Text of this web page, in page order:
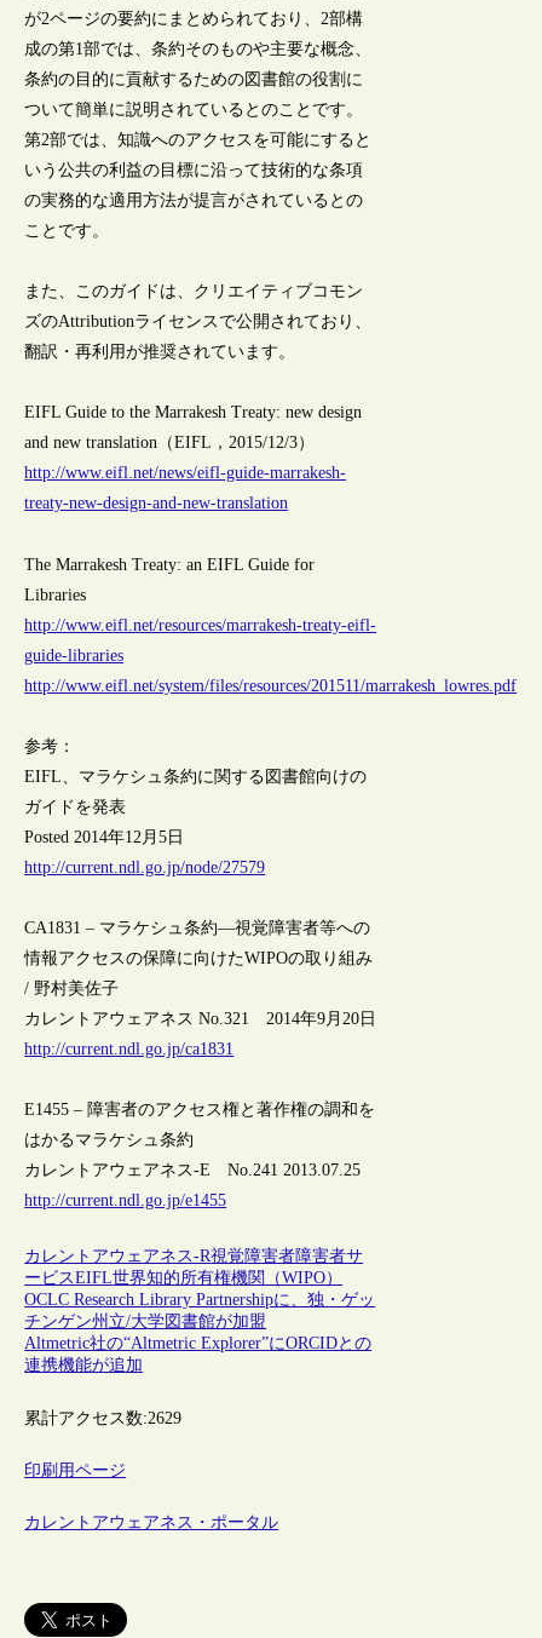
が2ページの要約にまとめられており、2部構
成の第1部では、条約そのものや主要な概念、
条約の目的に貢献するための図書館の役割に
ついて簡単に説明されているとのことです。
第2部では、知識へのアクセスを可能にすると
いう公共の利益の目標に沿って技術的な条項
の実務的な適用方法が提言がされているとの
ことです。
また、このガイドは、クリエイティブコモン
ズのAttributionライセンスで公開されており、
翻訳・再利用が推奨されています。
EIFL Guide to the Marrakesh Treaty: new design
and new translation（EIFL，2015/12/3）
http://www.eifl.net/news/eifl-guide-marrakesh-
treaty-new-design-and-new-translation
The Marrakesh Treaty: an EIFL Guide for
Libraries
http://www.eifl.net/resources/marrakesh-treaty-eifl-
guide-libraries
http://www.eifl.net/system/files/resources/201511/marrakesh_lowres.pdf
参考：
EIFL、マラケシュ条約に関する図書館向けの
ガイドを発表
Posted 2014年12月5日
http://current.ndl.go.jp/node/27579
CA1831 – マラケシュ条約―視覚障害者等への
情報アクセスの保障に向けたWIPOの取り組み
/ 野村美佐子
カレントアウェアネス No.321 2014年9月20日
http://current.ndl.go.jp/ca1831
E1455 – 障害者のアクセス権と著作権の調和を
はかるマラケシュ条約
カレントアウェアネス-E No.241 2013.07.25
http://current.ndl.go.jp/e1455
カレントアウェアネス-R視覚障害者障害者サ
ービスEIFL世界知的所有権機関（WIPO）
OCLC Research Library Partnershipに、独・ゲッ
チンゲン州立/大学図書館が加盟
Altmetric社の“Altmetric Explorer”にORCIDとの
連携機能が追加
累計アクセス数:2629
印刷用ページ
カレントアウェアネス・ポータル